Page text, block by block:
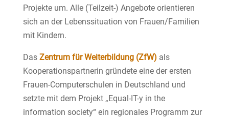
Projekte um. Alle (Teilzeit-) Angebote orientieren
sich an der Lebenssituation von Frauen/Familien
mit Kindern.
Das Zentrum für Weiterbildung (ZfW) als
Kooperationspartnerin gründete eine der ersten
Frauen-Computerschulen in Deutschland und
setzte mit dem Projekt „Equal-IT-y in the
information society“ ein regionales Programm zur